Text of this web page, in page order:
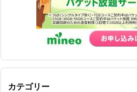
カテゴリー